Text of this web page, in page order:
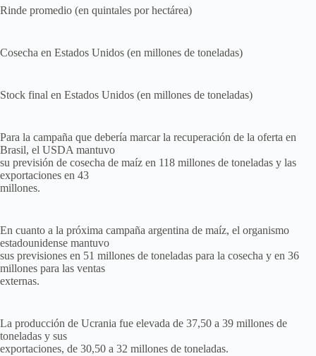
Rinde promedio (en quintales por hectárea)
Cosecha en Estados Unidos (en millones de toneladas)
Stock final en Estados Unidos (en millones de toneladas)
Para la campaña que debería marcar la recuperación de la oferta en
Brasil, el USDA mantuvo
su previsión de cosecha de maíz en 118 millones de toneladas y las
exportaciones en 43
millones.
En cuanto a la próxima campaña argentina de maíz, el organismo
estadounidense mantuvo
sus previsiones en 51 millones de toneladas para la cosecha y en 36
millones para las ventas
externas.
La producción de Ucrania fue elevada de 37,50 a 39 millones de
toneladas y sus
exportaciones, de 30,50 a 32 millones de toneladas.